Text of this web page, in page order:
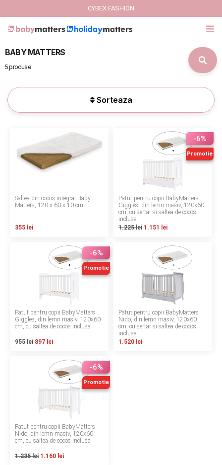
GIFT CARD
Italbaby Collections
CARUCIOARE COPII
SCOICI AUTO
CAMERA COPILULUI
JUCARII
MARSUPII BEBELUSI
LEAGANE COPII
BABY MONITORS
HRANIRE SI DIVERSIFICARE
CASA SI CURATENIE
INGRIJIRE PERSONALA
CYBEX FASHION
BABY MATTERS
5 produse
Sorteaza
Saltea din cocos integral Baby
Matters, 120 x 60 x 10 cm
355 lei
-6%
Promotie
Patut pentru copii BabyMatters
Giggles, din lemn masiv, 120x60
cm, cu sertar si saltea de cocos
inclusa
1.225 lei 1.151 lei
-6%
Promotie
Patut pentru copii BabyMatters
Giggles, din lemn masiv, 120x60
cm, cu saltea de cocos inclusa
955 lei 897 lei
Patut pentru copii BabyMatters
Nido, din lemn masiv, 120x60
cm, cu sertar si saltea de cocos
inclusa
1.520 lei
-6%
Promotie
Patut pentru copii BabyMatters
Nido, din lemn masiv, 120x60
cm, cu saltea de cocos inclusa
1.235 lei 1.160 lei